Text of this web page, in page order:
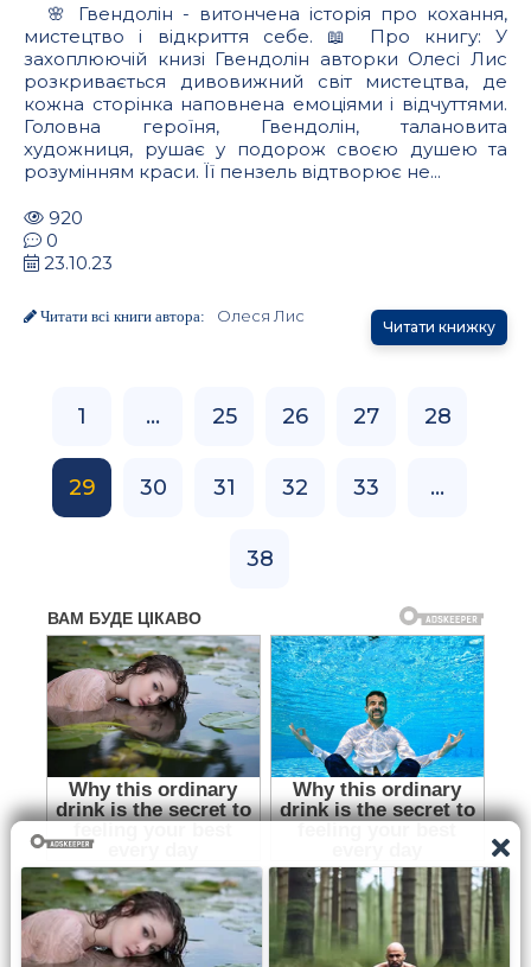
🌸 Гвендолін - витончена історія про кохання,
мистецтво і відкриття себе. 📖 Про книгу: У
захоплюючій книзі Гвендолін авторки Олесі Лис
розкривається дивовижний світ мистецтва, де
кожна сторінка наповнена емоціями і відчуттями.
Головна героїня, Гвендолін, талановита
художниця, рушає у подорож своєю душею та
розумінням краси. Її пензель відтворює не...
920
0
23.10.23
Читати всі книги автора: Олеся Лис
Читати книжку
1 ... 25 26 27 28
29 30 31 32 33 ...
38